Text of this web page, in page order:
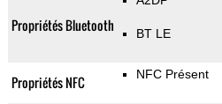
Propriétés Bluetooth BT LE
Propriétés NFC NFC Présent